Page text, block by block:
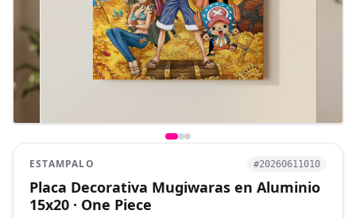
ESTAMPALO #20260611010
Placa Decorativa Mugiwaras en Aluminio
15x20 · One Piece